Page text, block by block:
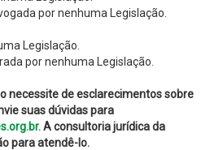
por nenhuma Legislação.
Legislação.
por nenhuma Legislação.
necessite de esclarecimentos sobre
suas dúvidas para
A consultoria jurídica da
para atendê-lo.